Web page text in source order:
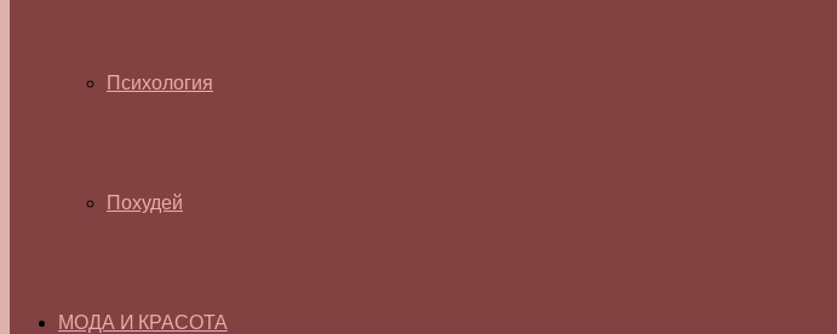
Психология
Похудей
МОДА И КРАСОТА